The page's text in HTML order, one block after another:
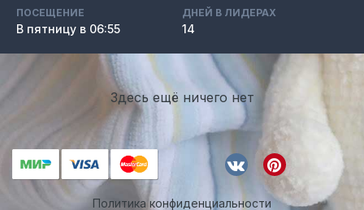
ПОСЕЩЕНИЕ
В пятницу в 06:55
ДНЕЙ В ЛИДЕРАХ
14
Здесь ещё ничего нет
Политика конфиденциальности